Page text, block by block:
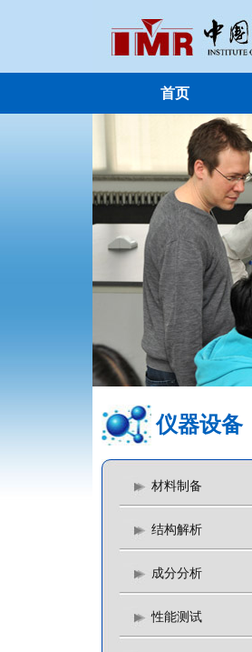
首页
仪器设备
材料制备
结构解析
成分分析
性能测试